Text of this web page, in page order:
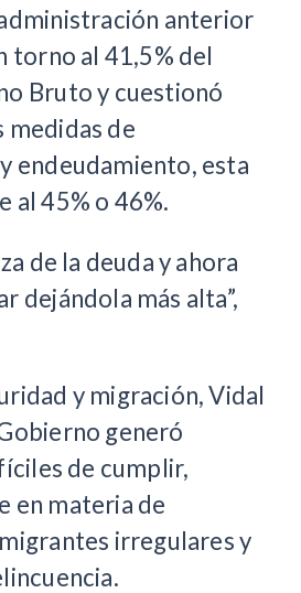
anterior
torno al 41,5% del
Bruto y cuestionó
medidas de
endeudamiento, esta
al 45% o 46%.
de la deuda y ahora
dejándola más alta”,
y migración, Vidal
generó
de cumplir,
en materia de
irregulares y